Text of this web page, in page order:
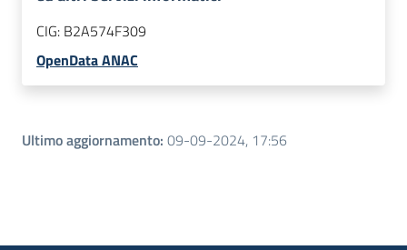
CIG: B2A574F309
OpenData ANAC
Ultimo aggiornamento: 09-09-2024, 17:56